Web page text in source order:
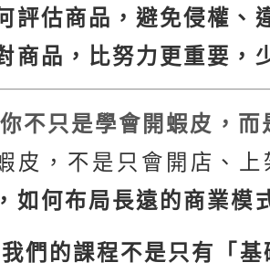
評估商品，避免侵權、
商品，比努力更重要，
不只是學會開蝦皮，
皮，不是只會開店、
如何布局長遠的商業模
我們的課程不是只有「